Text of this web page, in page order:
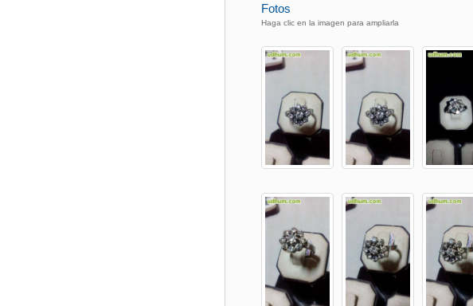
Fotos
Haga clic en la imagen para ampliarla